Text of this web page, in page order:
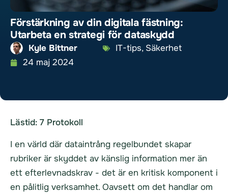
Förstärkning av din digitala fästning:
Utarbeta en strategi för dataskydd
Kyle Bittner IT-tips, Säkerhet
24 maj 2024
Lästid: 7 Protokoll
I en värld där dataintrång regelbundet skapar
rubriker är skyddet av känslig information mer än
ett efterlevnadskrav - det är en kritisk komponent i
en pålitlig verksamhet. Oavsett om det handlar om